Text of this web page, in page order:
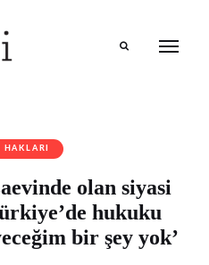
HAKLARI
olan siyasi
hukuku
bir şey yok’